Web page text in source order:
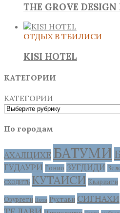
THE GROVE DESIGN
ОТДЫХ В ТБИЛИСИ
KISI HOTEL
КАТЕГОРИИ
КАТЕГОРИИ
По городам
АХАЛЦИХЕ БАТУМИ
ГУДАУРИ Гонио ЗУГДИДИ
СХОДИТЬ КУТАИСИ Квариати
Озургети Поти Рустави СИГНАХИ